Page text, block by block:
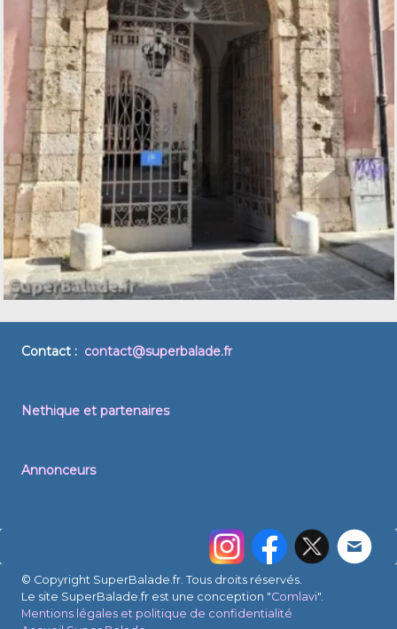
Contact : contact@superbalade.fr
Nethique et partenaires
Annonceurs
© Copyright SuperBalade.fr. Tous droits réservés.
Le site SuperBalade.fr est une conception "Comlavi".
Mentions légales et politique de confidentialité